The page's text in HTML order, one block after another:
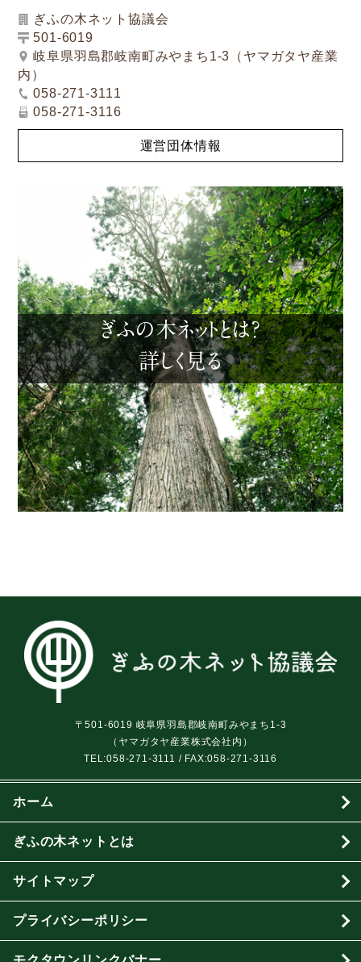
ぎふの木ネット協議会
501-6019
岐阜県羽島郡岐南町みやまち1-3（ヤマガタヤ産業
内）
058-271-3111
058-271-3116
運営団体情報
〒501-6019 岐阜県羽島郡岐南町みやまち1-3
（ヤマガタヤ産業株式会社内）
TEL:058-271-3111 / FAX:058-271-3116
ホーム
ぎふの木ネットとは
サイトマップ
プライバシーポリシー